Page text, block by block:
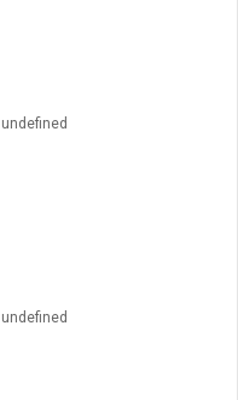
undefined
undefined